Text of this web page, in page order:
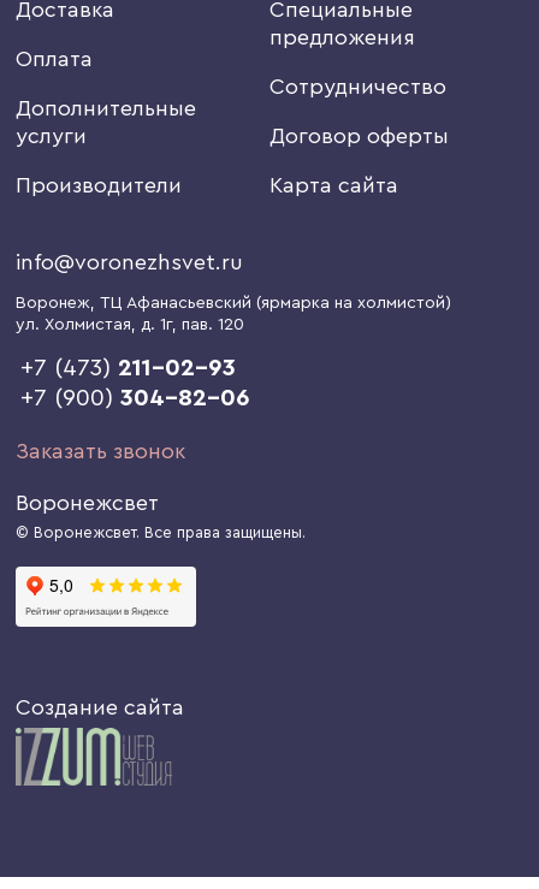
Доставка
Оплата
Дополнительные
услуги
Производители
Специальные
предложения
Сотрудничество
Договор оферты
Карта сайта
info@voronezhsvet.ru
Воронеж, ТЦ Афанасьевский (ярмарка на холмистой)
ул. Холмистая, д. 1г, пав. 120
+7 (473) 211-02-93
+7 (900)304-82-06
Заказать звонок
Воронежсвет
© Воронежсвет. Все права защищены.
Создание сайта